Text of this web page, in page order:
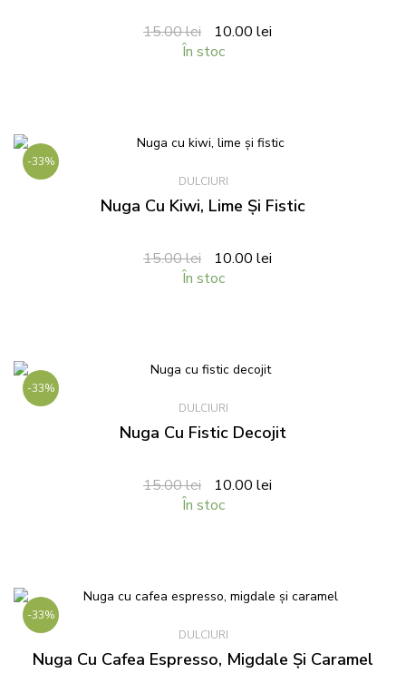
15.00lei 10.00 lei
În stoc
-33%
DULCIURI
Nuga Cu Kiwi, Lime Și Fistic
15.00lei 10.00 lei
În stoc
-33%
DULCIURI
Nuga Cu Fistic Decojit
15.00lei 10.00 lei
În stoc
-33%
DULCIURI
Nuga Cu Cafea Espresso, Migdale Și Caramel